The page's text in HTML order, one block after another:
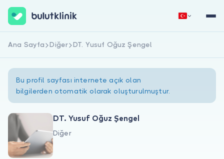
Hakkımızda
Hemen Kaydol Giriş Yap
Ana Sayfa Diğer DT. Yusuf Oğuz Şengel
Bu profil sayfası internete açık olan
bilgilerden otomatik olarak oluşturulmuştur.
DT. Yusuf Oğuz Şengel
Diğer